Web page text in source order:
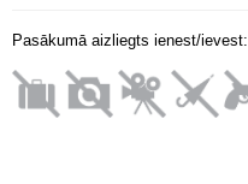
Pasākumā aizliegts ienest/ievest: